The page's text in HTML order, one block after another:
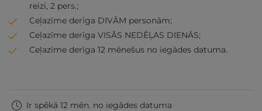
reizi, 2 pers.;
Ceļazīme derīga DIVĀM personām;
Ceļazīme derīga VISĀS NEDĒĻAS DIENĀS;
Ceļazīme derīga 12 mēnešus no iegādes datuma.
Ir spēkā 12 mēn. no iegādes datuma